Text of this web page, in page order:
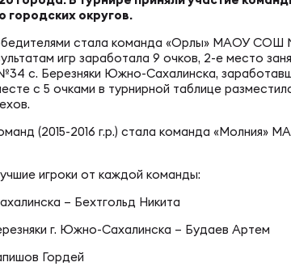
Финал ФРЛ-7
ЖЕНСКИЕ
Чемпионат России по
Чемпионат России по
Центр проведения
Детско-юношеское регби
Студенческое регби
Регби в армии и силовых
Всероссийская коллегия
округов.
стала команда «Орлы» МАОУ
игр заработала 9 очков, 2-е место
с. Березняки Южно-Сахалинска,
с 5 очками в турнирной таблице
(2015-2016 г.р.) стала команда «Молния»
игроки от каждой команды:
– Бехтгольд Никита
г. Южно-Сахалинска – Будаев Артем
Гордей